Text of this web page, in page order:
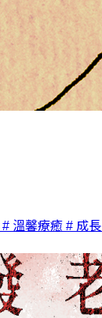
# 溫馨療癒 # 成長